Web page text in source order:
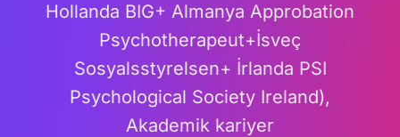
Hollanda BIG+ Almanya Approbation
Psychotherapeut+İsveç
Sosyalsstyrelsen+ İrlanda PSI
Psychological Society Ireland),
Akademik kariyer